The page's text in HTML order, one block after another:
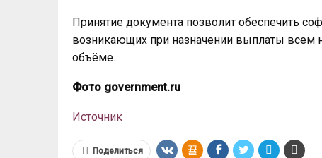
Принятие документа позволит обеспечить
возникающих при назначении выплаты
объёме.
Фото government.ru
Источник
Поделиться